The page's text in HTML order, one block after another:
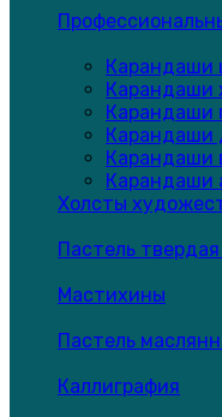
Карандаши
Карандаши
Карандаши
Карандаши
Карандаши
Карандаши
Холсты
Пастель
Мастихины
Пастель
Каллиграфия